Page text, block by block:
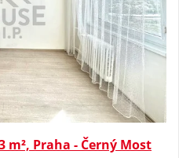
m², Praha - Černý Most